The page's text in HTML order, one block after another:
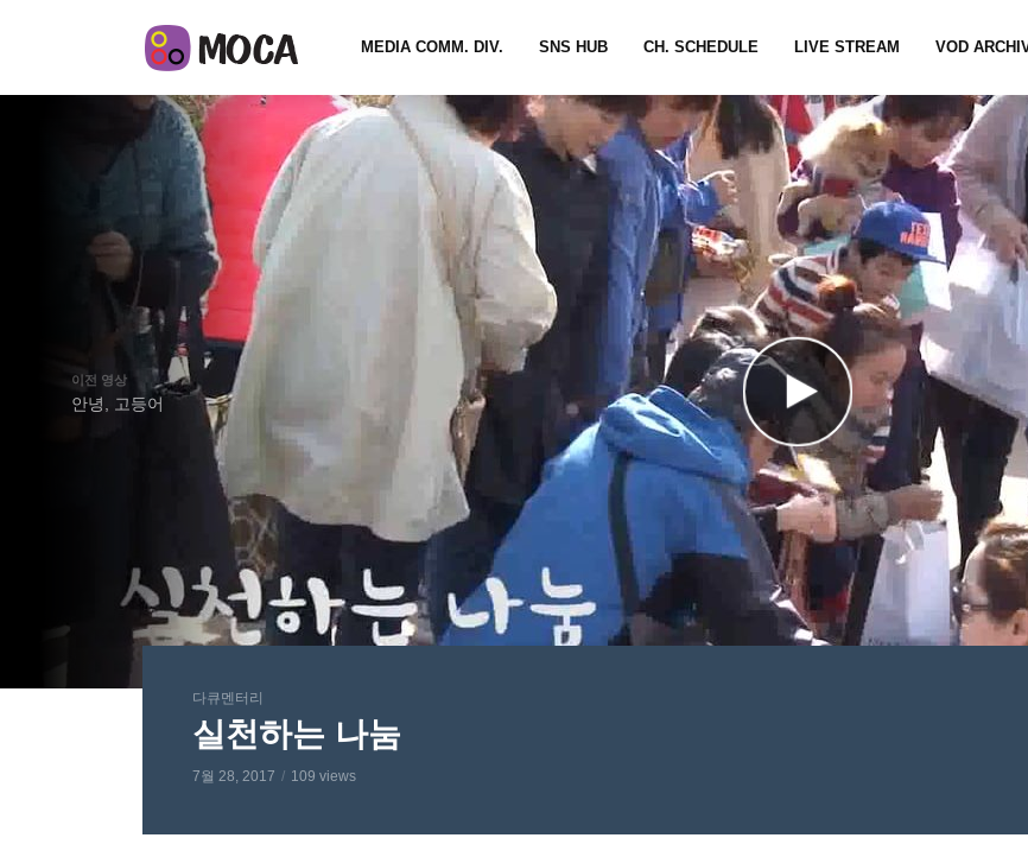
MEDIA COMM. DIV. SNS HUB CH. SCHEDULE LIVE STREAM VOD
이전 영상
안녕, 고등어
다큐멘터리
실천하는 나눔
7월 28, 2017 109 views